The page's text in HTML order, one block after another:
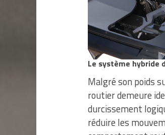
Le système hybride
Malgré son poids
routier demeure
durcissement
réduire les